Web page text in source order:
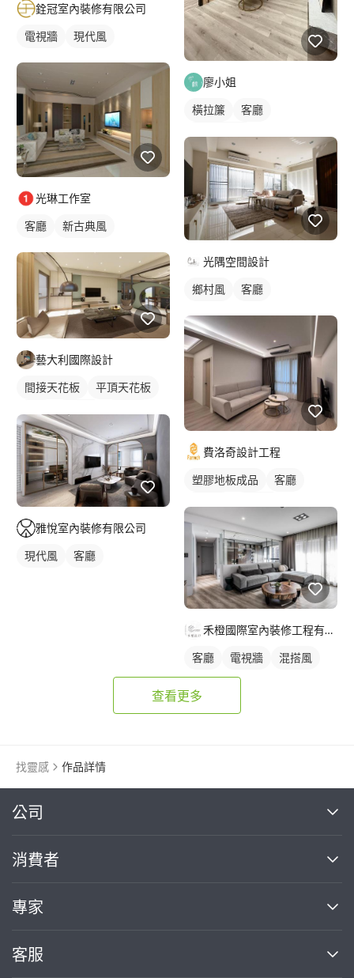
銓冠室內裝修有限公司
電視牆 現代風
光琳工作室
客廳 新古典風
藝大利國際設計
間接天花板
平頂天花板
雅悅室內裝修有限公司
現代風 客廳
廖小姐
橫拉簾
客廳
光隅空間設計
鄉村風 客廳
費洛奇設計工程
塑膠地板成品
客廳
禾橙國際室內裝修工程有限公司
客廳 電視牆 混搭風
查看更多
找靈感 作品詳情
公司
關於我們
部落格
加入我們
消費者
買服務
熱門服務
專家
案件中心
客服
繼續完成